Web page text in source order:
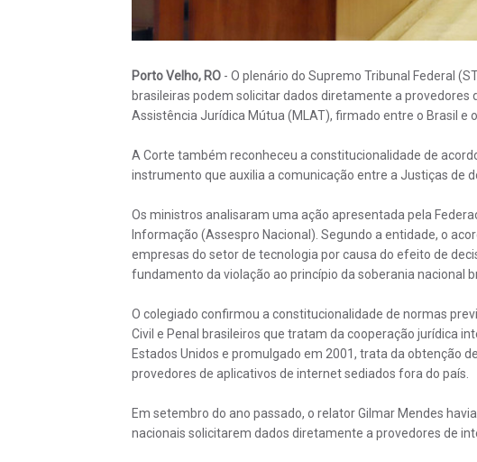
Porto Velho, RO- O plenário do Supremo Tribunal Federal
brasileiras podem solicitar dados diretamente a provedores
Assistência Jurídica Mútua (MLAT), firmado entre o Brasil e
A Corte também reconheceu a constitucionalidade de
instrumento que auxilia a comunicação entre a Justiças de
Os ministros analisaram uma ação apresentada pela
Informação (Assespro Nacional). Segundo a entidade, o
empresas do setor de tecnologia por causa do efeito de
fundamento da violação ao princípio da soberania nacional
O colegiado confirmou a constitucionalidade de normas
Civil e Penal brasileiros que tratam da cooperação jurídica
Estados Unidos e promulgado em 2001, trata da obtenção
provedores de aplicativos de internet sediados fora do país.
Em setembro do ano passado, o relator Gilmar Mendes
nacionais solicitarem dados diretamente a provedores de